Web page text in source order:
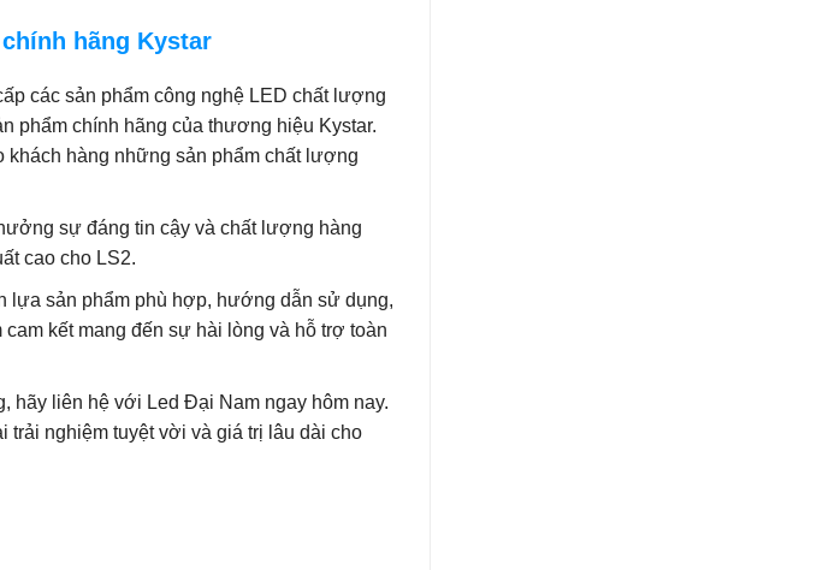
hãng Kystar
các sản phẩm công nghệ LED chất lượng
phẩm chính hãng của thương hiệu Kystar.
khách hàng những sản phẩm chất lượng
sự đáng tin cậy và chất lượng hàng
cao cho LS2.
lựa sản phẩm phù hợp, hướng dẫn sử dụng,
kết mang đến sự hài lòng và hỗ trợ toàn
hãy liên hệ với Led Đại Nam ngay hôm nay.
trải nghiệm tuyệt vời và giá trị lâu dài cho